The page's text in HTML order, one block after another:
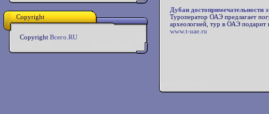
Copyright
Copyright Всего.RU
Дубаи достопримечательности
Туроператор ОАЭ предлагает
археологией, тур в ОАЭ подарит
www.t-uae.ru